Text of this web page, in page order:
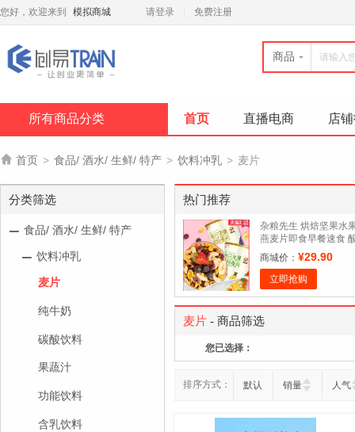
您好，欢迎来到 模拟商城 请登录 免费注册
商品
所有商品分类 首页 直播电商 店
 首页 > 食品/ 酒水/ 生鲜/ 特产 > 饮料冲乳 > 麦片
分类筛选
食品/ 酒水/ 生鲜/ 特产
饮料冲乳
麦片
纯牛奶
碳酸饮料
果蔬汁
功能饮料
含乳饮料
热门推荐
杂粮先生 烘焙坚果水
燕麦片即食早餐速食
奶麦片代餐饱腹食品
商城价： ¥29.90
立即抢购
麦片 - 商品筛选
您已选择：
排序方式： 默认 销量 人气